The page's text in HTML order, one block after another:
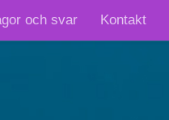
och svar Kontakt